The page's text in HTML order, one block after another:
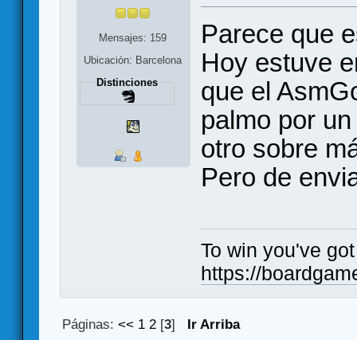
Mensajes: 159
Ubicación: Barcelona
Distinciones
Parece que
Hoy estuve
que el
palmo por
otro sobre
Pero de
To win you've
https://
Páginas:<< 1 2 [3] Ir Arriba